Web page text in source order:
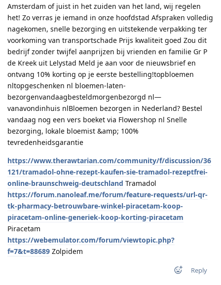
Amsterdam of juist in het zuiden van het land, wij regelen
het! Zo verras je iemand in onze hoofdstad Afspraken volledig
nagekomen, snelle bezorging en uitstekende verpakking ter
voorkoming van transportschade Prijs kwaliteit goed Zou dit
bedrijf zonder twijfel aanprijzen bij vrienden en familie Gr P
de Kreek uit Lelystad Meld je aan voor de nieuwsbrief en
ontvang 10% korting op je eerste bestelling!topbloemen
nltopgeschenken nl bloemen-laten-
bezorgenvandaagbesteldmorgenbezorgd nl—
vanavondinhuis nlBloemen bezorgen in Nederland? Bestel
vandaag nog een vers boeket via Flowershop nl Snelle
bezorging, lokale bloemist &amp; 100%
tevredenheidsgarantie
https://www.therawtarian.com/community/f/discussion/36
121/tramadol-ohne-rezept-kaufen-sie-tramadol-rezeptfrei-
online-braunschweig-deutschland Tramadol
https://forum.nanoleaf.me/forum/feature-requests/url-qr-
tk-pharmacy-betrouwbare-winkel-piracetam-koop-
piracetam-online-generiek-koop-korting-piracetam
Piracetam
https://webemulator.com/forum/viewtopic.php?
f=7&t=88689 Zolpidem
Reply